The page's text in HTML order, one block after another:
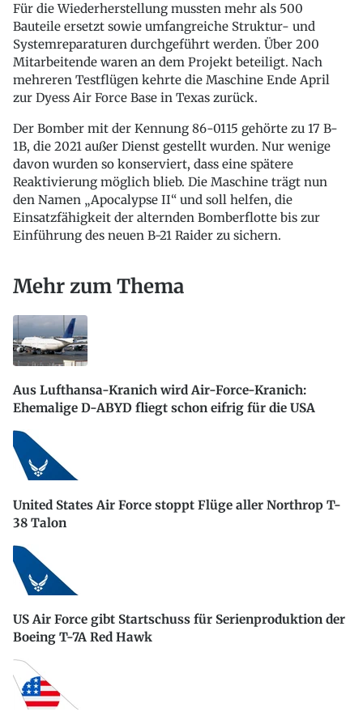
Für die Wiederherstellung mussten mehr als 500
Bauteile ersetzt sowie umfangreiche Struktur- und
Systemreparaturen durchgeführt werden. Über 200
Mitarbeitende waren an dem Projekt beteiligt. Nach
mehreren Testflügen kehrte die Maschine Ende April
zur Dyess Air Force Base in Texas zurück.
Der Bomber mit der Kennung 86-0115 gehörte zu 17 B-
1B, die 2021 außer Dienst gestellt wurden. Nur wenige
davon wurden so konserviert, dass eine spätere
Reaktivierung möglich blieb. Die Maschine trägt nun
den Namen „Apocalypse II“ und soll helfen, die
Einsatzfähigkeit der alternden Bomberflotte bis zur
Einführung des neuen B-21 Raider zu sichern.
Mehr zum Thema
Aus Lufthansa-Kranich wird Air-Force-Kranich:
Ehemalige D-ABYD fliegt schon eifrig für die USA
United States Air Force stoppt Flüge aller Northrop T-
38 Talon
US Air Force gibt Startschuss für Serienproduktion der
Boeing T-7A Red Hawk